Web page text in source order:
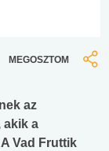
MEGOSZTOM
az
akik a
Vad Fruttik